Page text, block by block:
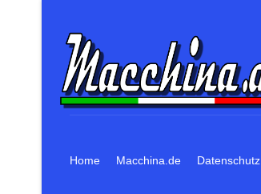
Home Macchina.de Datenschutz